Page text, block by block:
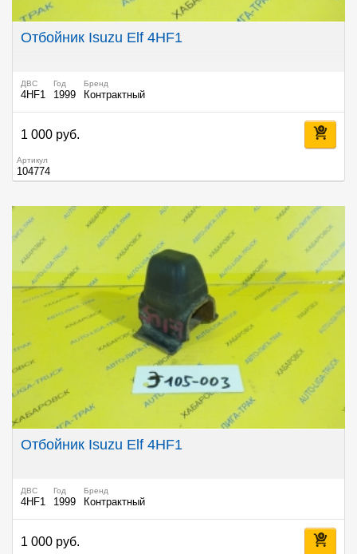
Отбойник Isuzu Elf 4HF1
ДВС
4HF1
Год
1999
Бренд
Контрактный
1 000 руб.
Артикул
104774
Отбойник Isuzu Elf 4HF1
ДВС
4HF1
Год
1999
Бренд
Контрактный
1 000 руб.